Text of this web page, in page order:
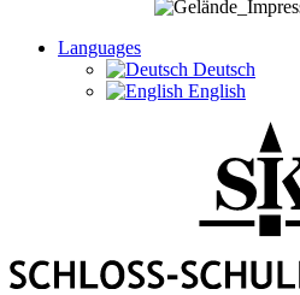
Languages
Deutsch
English